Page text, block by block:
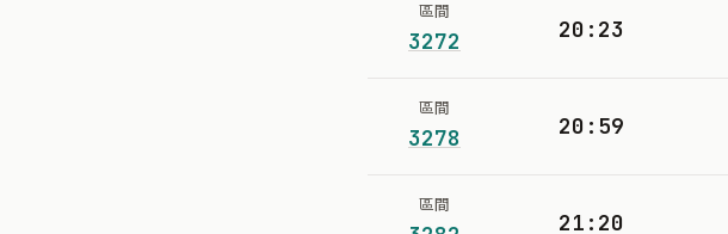
區間
3272 20:23
區間
3278 20:59
區間
21:20